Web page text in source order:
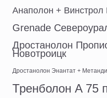
Анаполон + Винстрол
Grenade
Дростанолон
Новотроицк
Дростанолон Энантат +
Тренболон A 75